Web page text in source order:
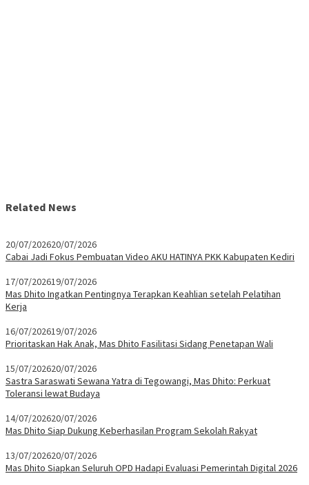
Related News
20/07/202620/07/2026
Cabai Jadi Fokus Pembuatan Video AKU HATINYA PKK Kabupaten Kediri
17/07/202619/07/2026
Mas Dhito Ingatkan Pentingnya Terapkan Keahlian setelah Pelatihan
Kerja
16/07/202619/07/2026
Prioritaskan Hak Anak, Mas Dhito Fasilitasi Sidang Penetapan Wali
15/07/202620/07/2026
Sastra Saraswati Sewana Yatra di Tegowangi, Mas Dhito: Perkuat
Toleransi lewat Budaya
14/07/202620/07/2026
Mas Dhito Siap Dukung Keberhasilan Program Sekolah Rakyat
13/07/202620/07/2026
Mas Dhito Siapkan Seluruh OPD Hadapi Evaluasi Pemerintah Digital 2026